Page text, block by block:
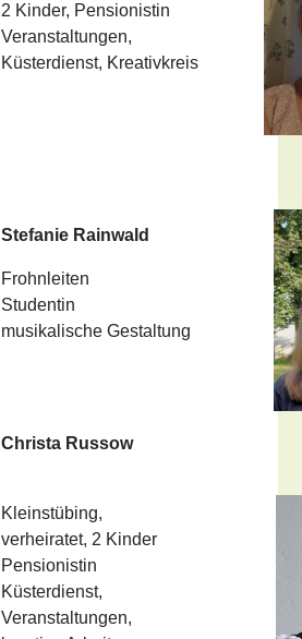
2 Kinder, Pensionistin
Veranstaltungen,
Küsterdienst, Kreativkreis
Stefanie Rainwald
Frohnleiten
Studentin
musikalische Gestaltung
Christa Russow
Kleinstübing,
verheiratet, 2 Kinder
Pensionistin
Küsterdienst,
Veranstaltungen,